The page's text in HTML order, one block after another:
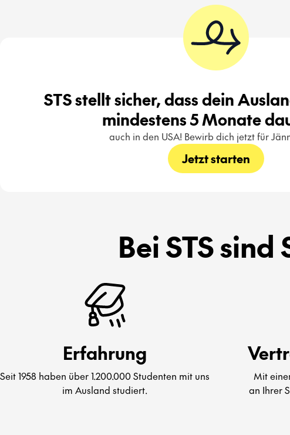
STS stellt sicher, dass dein
mindestens 5 Monate
auch in den USA! Bewirb dich jetzt für
Jetzt starten
Bei STS
Erfahrung
Seit 1958 haben über 1.200.000 Studenten mit uns
im Ausland studiert.
Mit
an Ihrer